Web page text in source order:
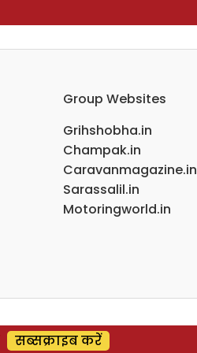
Group Websites
Grihshobha.in
Champak.in
Caravanmagazine.in
Sarassalil.in
Motoringworld.in
सब्सक्राइब करें